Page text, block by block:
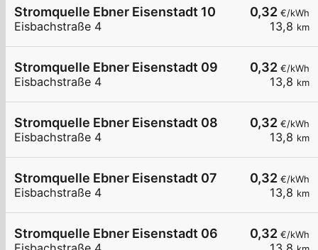
0,32 €/kWh
13,8 km
Stromquelle Ebner Eisenstadt 10
Eisbachstraße 4
0,32 €/kWh
13,8 km
Stromquelle Ebner Eisenstadt 09
Eisbachstraße 4
0,32 €/kWh
13,8 km
Stromquelle Ebner Eisenstadt 08
Eisbachstraße 4
0,32 €/kWh
13,8 km
Stromquelle Ebner Eisenstadt 07
Eisbachstraße 4
0,32 €/kWh
Stromquelle Ebner Eisenstadt 06